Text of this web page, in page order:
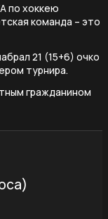
по хоккею
команда – это
21 (15+6) очко
турнира.
гражданином